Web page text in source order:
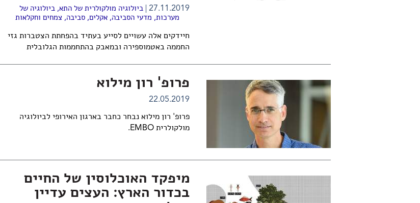
27.11.2019 ביולוגיה מולקולרית של התא,ביולוגיה של
מערכות, מדעי הסביבה,אקלים,סביבה,צמחים וחקלאות
חיידקים אלה עשויים לסייע בעתיד בהפחתת הצטברות גזי
החממה באטמוספירה ובמאבק בהתחממות הגלובלית
פרופ' רון מילוא
22.05.2019
פרופ' רון מילוא נבחר כחבר בארגון האירופי לביולוגיה
מולקולרית EMBO.
מיפקד האוכלוסין של החיים
בכדור הארץ: העצים עדיין